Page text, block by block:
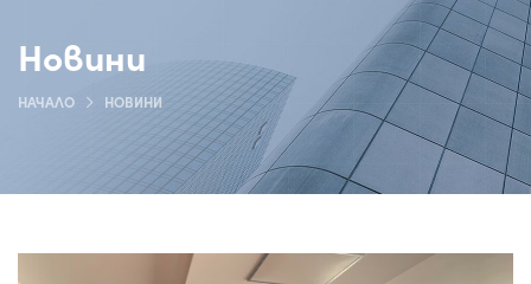
Новини
НАЧАЛО НОВИНИ